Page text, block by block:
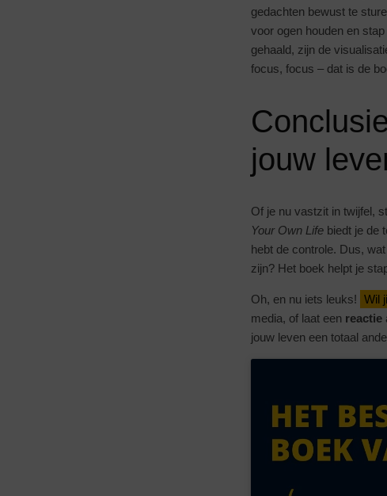
gedachten bewust te
voor ogen houden en
gehaald, zijn de
focus, focus – dat is de
jouw
Of je nu vastzit in twijfel,
Your Own Life biedt je de
hebt de controle. Dus,
zijn? Het boek helpt je
Oh, en nu iets leuks! Wil
media, of laat een reactie
jouw leven een totaal